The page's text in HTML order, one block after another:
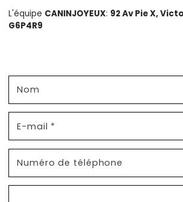
L'équipe CANINJOYEUX: 92 Av Pie X,
G6P4R9
F
r
m
u
l
a
i
Nom
E-mail *
Numéro de téléphone